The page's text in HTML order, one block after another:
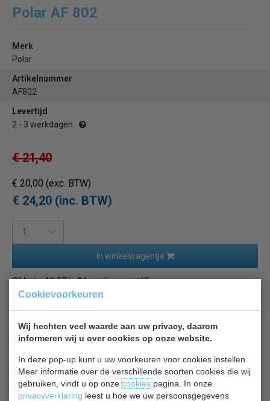
Cookievoorkeuren
Wij hechten veel waarde aan uw privacy, daarom
informeren wij u over cookies op onze website.
In deze pop-up kunt u uw voorkeuren voor cookies instellen.
Meer informatie over de verschillende soorten cookies die wij
gebruiken, vindt u op onzecookiespagina. In onze
privacyverklaring leest u hoe we uw persoonsgegevens
Polar AF 802
Merk
Polar
Artikelnummer
AF802
Levertijd
2 - 3 werkdagen
€ 21,40
€ 20,00 (exc. BTW)
€ 24,20 (inc. BTW)
In winkelwagentje
Ofbetaal8,07in 3 termijnenmet Klarna
Terug naar overzicht
Beschrijving
Polar AF 802, rooster